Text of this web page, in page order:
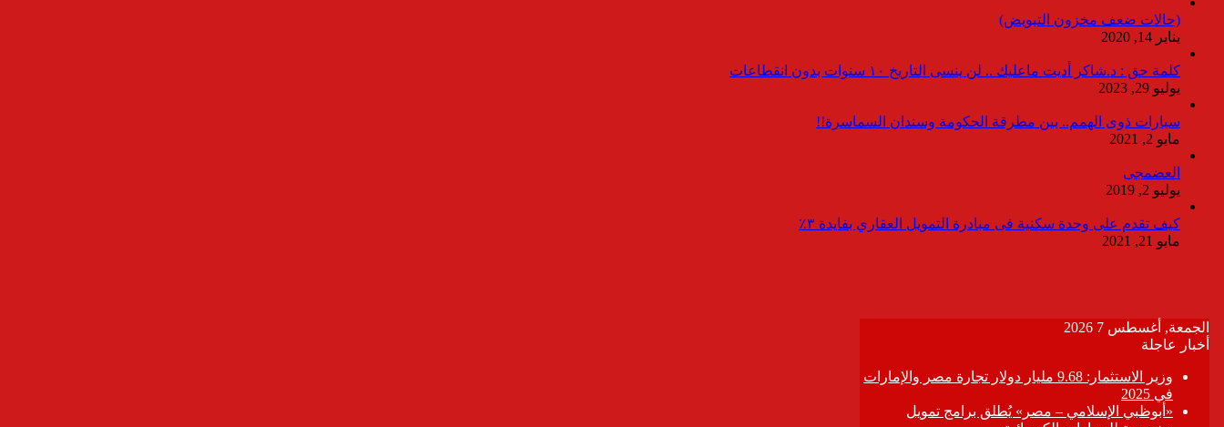
(حالات ضعف مخزون التبويض)
يناير 14, 2020
كلمة حق : د.شاكر أديت ماعليك .. لن ينسى التاريخ ١٠ سنوات بدون انقطاعات
يوليو 29, 2023
سيارات ذوى الهمم.. بين مطرقة الحكومة وسندان السماسرة!!
مايو 2, 2021
العضمجى
يوليو 2, 2019
كيف تقدم على وحدة سكنية فى مبادرة التمويل العقاري بفايدة ٣٪
مايو 21, 2021